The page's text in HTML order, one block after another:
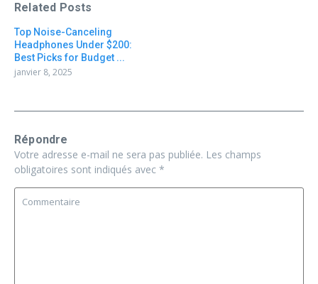
Related Posts
Top Noise-Canceling
Headphones Under $200:
Best Picks for Budget ...
janvier 8, 2025
Répondre
Votre adresse e-mail ne sera pas publiée. Les champs
obligatoires sont indiqués avec *